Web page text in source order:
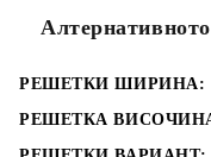
РЕШЕТКИ ШИРИНА:
РЕШЕТКА